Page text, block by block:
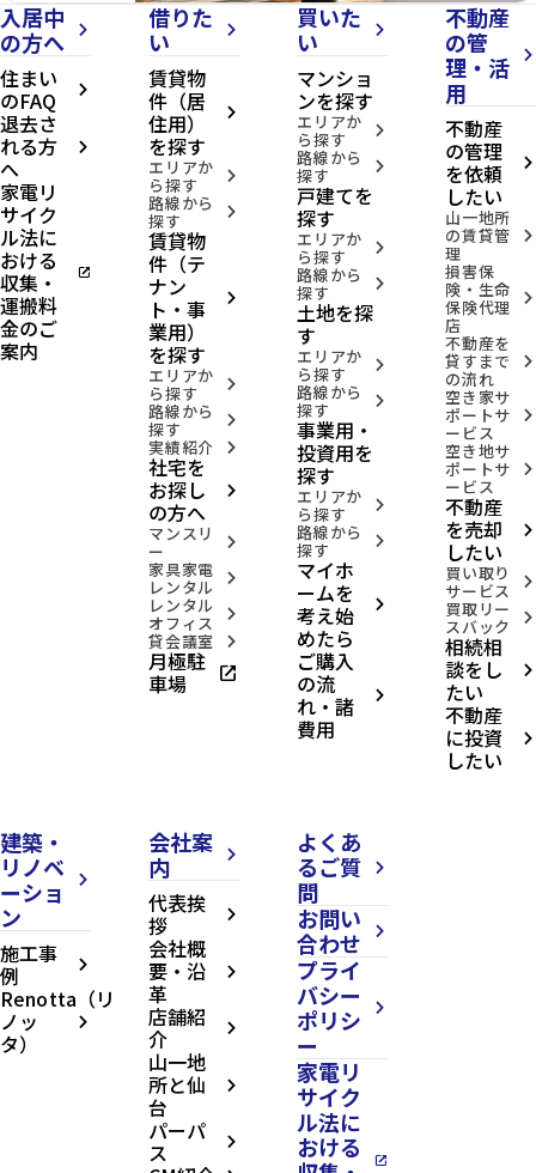
入居中
の方へ
arrow_forward_ios
住まい
のFAQ arrow_forward_ios
退去さ
れる方
へ
arrow_forward_ios
家電リ
サイク
ル法に
おける
収集・
運搬料
金のご
案内
open_in_new
借りた
い
arrow_forward_ios
賃貸物
件（居
住用）
を探す
arrow_forward_ios
エリアか
ら探す arrow_forward_ios
路線から
探す arrow_forward_ios
賃貸物
件（テ
ナン
ト・事
業用）
を探す
arrow_forward_ios
エリアか
ら探す arrow_forward_ios
路線から
探す arrow_forward_ios
実績紹介 arrow_forward_ios
社宅を
お探し
の方へ
arrow_forward_ios
マンスリ
ー arrow_forward_ios
家具家電
レンタル arrow_forward_ios
レンタル
オフィス arrow_forward_ios
貸会議室 arrow_forward_ios
月極駐
車場 open_in_new
買いた
い
arrow_forward_ios
マンショ
ンを探す
エリアか
ら探す arrow_forward_ios
路線から
探す arrow_forward_ios
戸建てを
探す
エリアか
ら探す arrow_forward_ios
路線から
探す arrow_forward_ios
土地を探
す
エリアか
ら探す arrow_forward_ios
路線から
探す arrow_forward_ios
事業用・
投資用を
探す
エリアか
ら探す arrow_forward_ios
路線から
探す arrow_forward_ios
マイホ
ームを
考え始
めたら
arrow_forward_ios
ご購入
の流
れ・諸
費用
arrow_forward_ios
不動産
の管
理・活
用
arrow_forward_ios
不動産
の管理
を依頼
したい
arrow_forward_ios
山一地所
の賃貸管
理
arrow_forward_ios
損害保
険・生命
保険代理
店
arrow_forward_ios
不動産を
貸すまで
の流れ
arrow_forward_ios
空き家サ
ポートサ
ービス
arrow_forward_ios
空き地サ
ポートサ
ービス
arrow_forward_ios
不動産
を売却
したい
arrow_forward_ios
買い取り
サービス arrow_forward_ios
買取リー
スバック arrow_forward_ios
相続相
談をし
たい
arrow_forward_ios
不動産
に投資
したい
arrow_forward_ios
建築・
リノベ
ーショ
ン
arrow_forward_ios
施工事
例 arrow_forward_ios
Renotta（リ
ノッ
タ）
arrow_forward_ios
会社案
内
arrow_forward_ios
代表挨
拶 arrow_forward_ios
会社概
要・沿
革
arrow_forward_ios
店舗紹
介 arrow_forward_ios
山一地
所と仙
台
arrow_forward_ios
パーパ
ス arrow_forward_ios
よくあ
るご質
問
arrow_forward_ios
お問い
合わせ
arrow_forward_ios
プライ
バシー
ポリシ
ー
arrow_forward_ios
家電リ
サイク
ル法に
おける
open_in_new